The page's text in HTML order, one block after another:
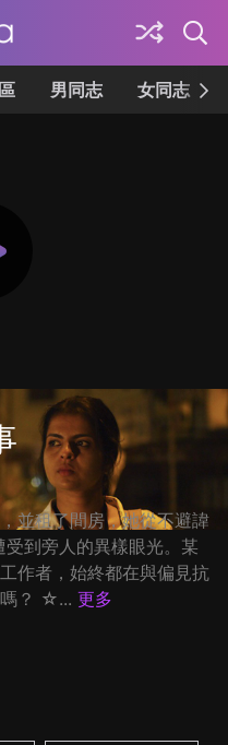
男同志 女同志
並租了間房，她從不避諱
到旁人的異樣眼光。某
作者，始終都在與偏見抗
嗎？ ☆... 更多